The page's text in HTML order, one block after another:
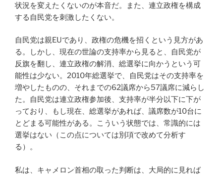
状況を変えたくないのが本音だ。また、連立政権を構成
する自民党を刺激したくない。
自民党は親EUであり、政権の危機を招くという見方があ
る。しかし、現在の世論の支持率から見ると、自民党が
反旗を翻し、連立政権の解消、総選挙に向かうという可
能性は少ない。2010年総選挙で、自民党はその支持率を
増やしたものの、それまでの62議席から57議席に減らし
た。自民党は連立政権参加後、支持率が半分以下に下が
っており、もし現在、総選挙があれば、議席数が10台に
とどまる可能性がある。こういう状態では、常識的には
選挙はない（この点については別項で改めて分析す
る）。
私は、キャメロン首相の取った判断は、大局的に見れば